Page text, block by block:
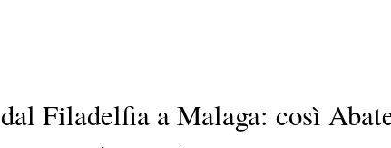
Filadelfia a Malaga: così